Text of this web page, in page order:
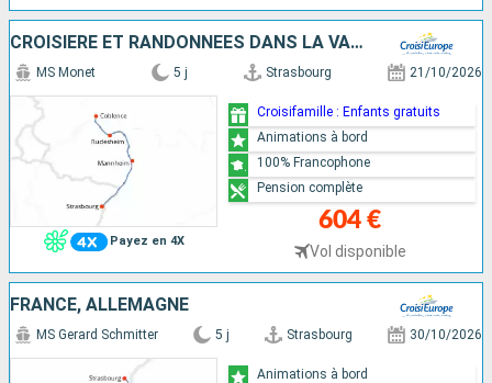
CROISIÈRE ET RANDONNÉES DANS LA VALLÉE DU RHIN - HISTOIRE, TRADITIONS ET AMBIANCE RHÉNANE
Payez en 4X
MS Monet 5 j Strasbourg 21/10/2026
604 €
Vol disponible
Croisifamille : Enfants gratuits
Animations à bord
100% Francophone
Pension complète
FRANCE, ALLEMAGNE
MS Gerard Schmitter 5 j Strasbourg 30/10/2026
Animations à bord